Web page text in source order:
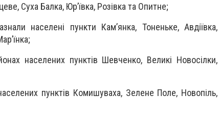
Суха Балка, Юр’ївка, Розівка та Опитне;
населені пункти Кам’янка, Тоненьке, Авдіївка,
населених пунктів Шевченко, Великі Новосілки,
пунктів Комишуваха, Зелене Поле, Новопіль,